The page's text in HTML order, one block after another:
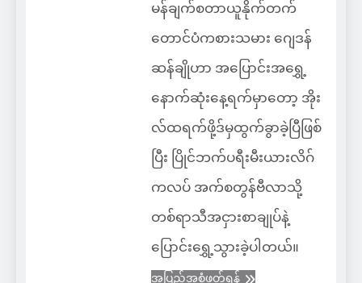
မန်ချက်စတာယူနိုက်တက်
တောင်ပံကစားသမား ဂျေဒန်
ဆန်ချိုဟာ အပြောင်းအရွှေ့
နောက်ဆုံးနေ့ရက်မှာတော့ အိုး
လ်ထရက်ဖို့ဒ်မှထွက်ခွာခဲ့ပြီဖြစ်
ပြီး ပြိုင်ဘက်ပရီးမီးယားလိဂ်
ကလပ် အက်စတွန်ဗီလာသို့
တစ်ရာသီအငှားစာချုပ်နဲ့
ပြောင်းရွှေ့သွားခဲ့ပါတယ်။
အပြည့်အစုံဖတ်ရန်